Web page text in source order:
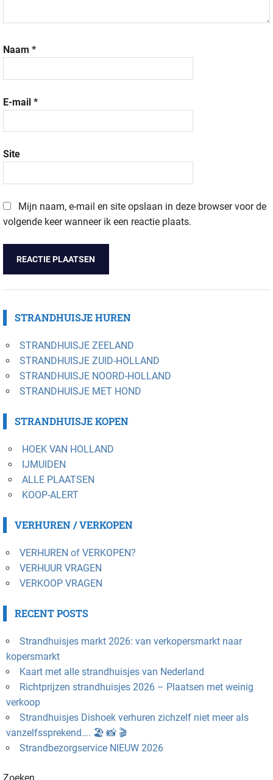
Naam *
E-mail *
Site
Mijn naam, e-mail en site opslaan in deze browser voor de
volgende keer wanneer ik een reactie plaats.
STRANDHUISJE HUREN
STRANDHUISJE ZEELAND
STRANDHUISJE ZUID-HOLLAND
STRANDHUISJE NOORD-HOLLAND
STRANDHUISJE MET HOND
STRANDHUISJE KOPEN
HOEK VAN HOLLAND
IJMUIDEN
ALLE PLAATSEN
KOOP-ALERT
VERHUREN / VERKOPEN
VERHUREN of VERKOPEN?
VERHUUR VRAGEN
VERKOOP VRAGEN
RECENT POSTS
Strandhuisjes markt 2026: van verkopersmarkt naar
kopersmarkt
Kaart met alle strandhuisjes van Nederland
Richtprijzen strandhuisjes 2026 – Plaatsen met weinig
verkoop
Strandhuisjes Dishoek verhuren zichzelf niet meer als
vanzelfssprekend…. 🏖️ 📸 🎬
Strandbezorgservice NIEUW 2026